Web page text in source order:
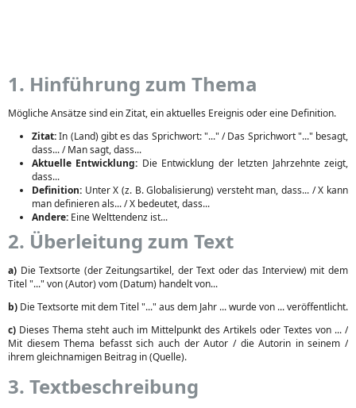
1. Hinführung zum Thema
Mögliche Ansätze sind ein Zitat, ein aktuelles Ereignis oder eine Definition.
Zitat:In (Land) gibt es das Sprichwort: "..." / Das Sprichwort "..." besagt,
dass... / Man sagt, dass...
Aktuelle Entwicklung: Die Entwicklung der letzten Jahrzehnte zeigt,
dass...
Definition: Unter X (z. B. Globalisierung) versteht man, dass... / X kann
man definieren als... / X bedeutet, dass...
Andere: Eine Welttendenz ist...
2. Überleitung zum Text
a) Die Textsorte (der Zeitungsartikel, der Text oder das Interview) mit dem
Titel "..." von (Autor) vom (Datum) handelt von...
b) Die Textsorte mit dem Titel "..." aus dem Jahr ... wurde von ... veröffentlicht.
c) Dieses Thema steht auch im Mittelpunkt des Artikels oder Textes von ... /
Mit diesem Thema befasst sich auch der Autor / die Autorin in seinem /
ihrem gleichnamigen Beitrag in (Quelle).
3. Textbeschreibung